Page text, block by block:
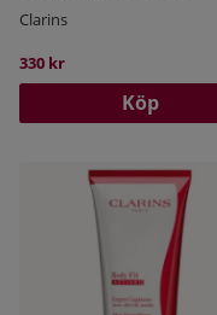
Clarins
330 kr
Köp